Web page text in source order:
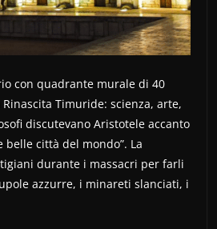
con quadrante murale di 40
Timuride: scienza, arte,
discutevano Aristotele accanto
città del mondo”. La
durante i massacri per farli
azzurre, i minareti slanciati, i